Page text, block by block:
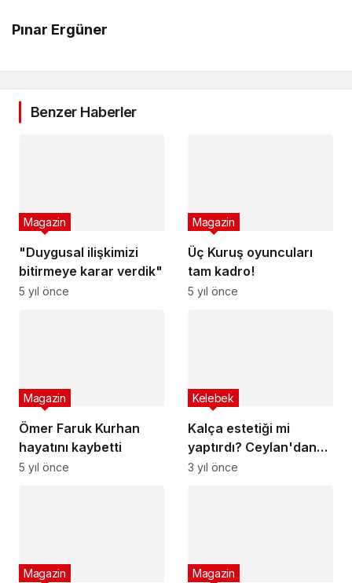
Pınar Ergüner
Benzer Haberler
"Duygusal ilişkimizi
bitirmeye karar verdik"
Magazin
5 yıl önce
Üç Kuruş oyuncuları
tam kadro!
Magazin
5 yıl önce
Ömer Faruk Kurhan
hayatını kaybetti
Magazin
5 yıl önce
Kalça estetiği mi
yaptırdı? Ceylan'dan
iddialara yanıt
Kelebek
3 yıl önce
Magazin Magazin